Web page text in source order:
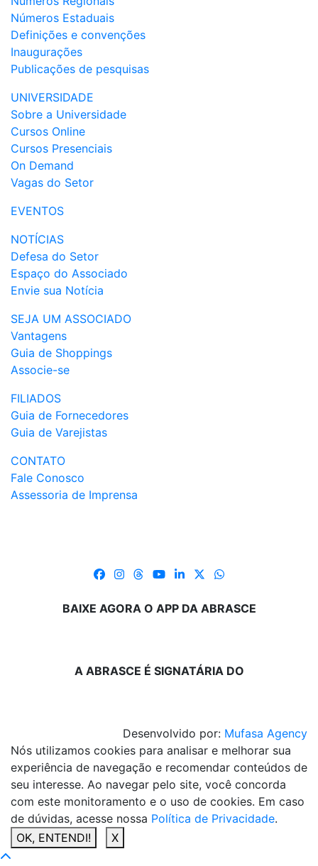
Números Estaduais
Definições e convenções
Inaugurações
Publicações de pesquisas
UNIVERSIDADE
Sobre a Universidade
Cursos Online
Cursos Presenciais
On Demand
Vagas do Setor
EVENTOS
NOTÍCIAS
Defesa do Setor
Espaço do Associado
Envie sua Notícia
SEJA UM ASSOCIADO
Vantagens
Guia de Shoppings
Associe-se
FILIADOS
Guia de Fornecedores
Guia de Varejistas
CONTATO
Fale Conosco
Assessoria de Imprensa
BAIXE AGORA O APP DA ABRASCE
A ABRASCE É SIGNATÁRIA DO
Desenvolvido por: Mufasa Agency
Nós utilizamos cookies para analisar e melhorar sua
experiência de navegação e recomendar conteúdos de
seu interesse. Ao navegar pelo site, você concorda
com este monitoramento e o uso de cookies. Em caso
de dúvidas, acesse nossa Política de Privacidade.
OK, ENTENDI!
X